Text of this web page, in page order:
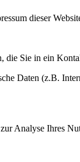
dieser
die Sie in ein
Daten (z.B.
Analyse Ihres